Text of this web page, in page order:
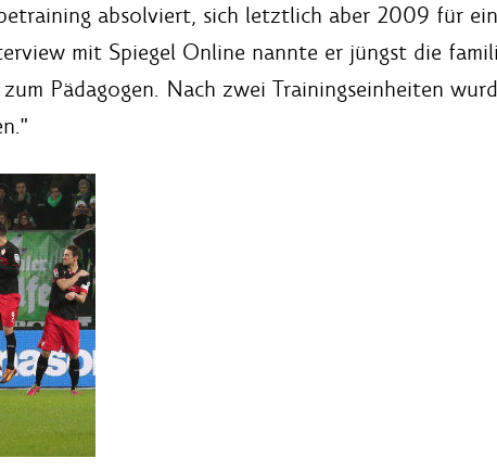
absolviert, sich letztlich aber 2009 für
mit Spiegel Online nannte er jüngst die
Pädagogen. Nach zwei Trainingseinheiten